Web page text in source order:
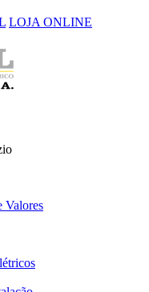
LOJA ONLINE
Valores